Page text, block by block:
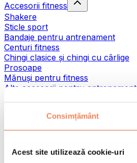
Consimțământ
Acest site utilizează cookie-uri
Accesorii fitness
Shakere
Sticle sport
Bandaje pentru antrenament
Centuri fitness
Chingi clasice și chingi cu cârlige
Prosoape
Mănuși pentru fitness
Alte accesorii pentru antrenament
Ajutoare pentru reabilitare
Pistoale de masaj